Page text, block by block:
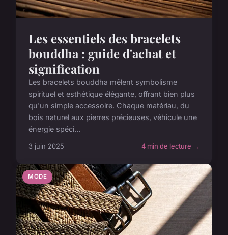
Les essentiels des bracelets
bouddha : guide d'achat et
signification
Les bracelets bouddha mêlent symbolisme
spirituel et esthétique élégante, offrant bien plus
qu'un simple accessoire. Chaque matériau, du
bois naturel aux pierres précieuses, véhicule une
énergie spéci...
3 juin 2025 4 min de lecture →
MODE